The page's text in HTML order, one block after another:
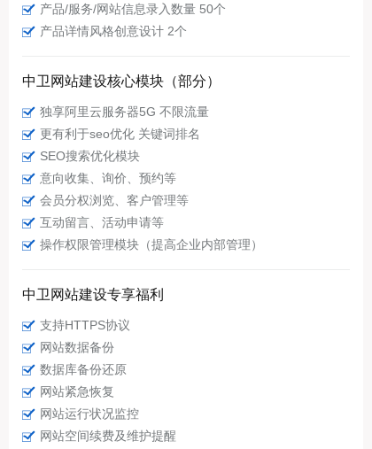
产品/服务/网站信息录入数量 50个
产品详情风格创意设计 2个
中卫网站建设核心模块（部分）
独享阿里云服务器5G 不限流量
更有利于seo优化 关键词排名
SEO搜索优化模块
意向收集、询价、预约等
会员分权浏览、客户管理等
互动留言、活动申请等
操作权限管理模块（提高企业内部管理）
中卫网站建设专享福利
支持HTTPS协议
网站数据备份
数据库备份还原
网站紧急恢复
网站运行状况监控
网站空间续费及维护提醒